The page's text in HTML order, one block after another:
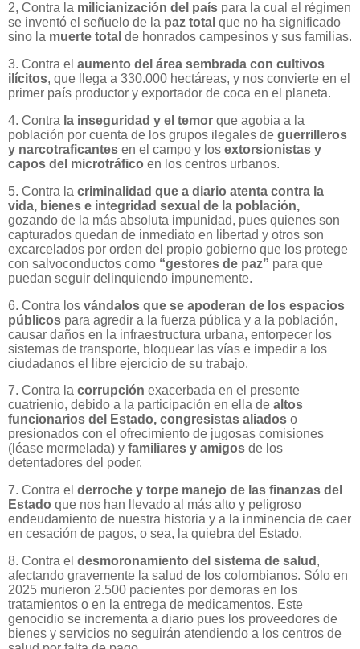
2, Contra la milicianización del país para la cual el régimen
se inventó el señuelo de la paz total que no ha significado
sino la muerte total de honrados campesinos y sus familias.
3. Contra el aumento del área sembrada con cultivos
ilícitos, que llega a 330.000 hectáreas, y nos convierte en el
primer país productor y exportador de coca en el planeta.
4. Contra la inseguridad y el temor que agobia a la
población por cuenta de los grupos ilegales de guerrilleros
y narcotraficantes en el campo y los extorsionistas y
capos del microtráfico en los centros urbanos.
5. Contra la criminalidad que a diario atenta contra la
vida, bienes e integridad sexual de la población,
gozando de la más absoluta impunidad, pues quienes son
capturados quedan de inmediato en libertad y otros son
excarcelados por orden del propio gobierno que los protege
con salvoconductos como “gestores de paz” para que
puedan seguir delinquiendo impunemente.
6. Contra los vándalos que se apoderan de los espacios
públicos para agredir a la fuerza pública y a la población,
causar daños en la infraestructura urbana, entorpecer los
sistemas de transporte, bloquear las vías e impedir a los
ciudadanos el libre ejercicio de su trabajo.
7. Contra la corrupción exacerbada en el presente
cuatrienio, debido a la participación en ella de altos
funcionarios del Estado, congresistas aliados o
presionados con el ofrecimiento de jugosas comisiones
(léase mermelada) y familiares y amigos de los
detentadores del poder.
7. Contra el derroche y torpe manejo de las finanzas del
Estado que nos han llevado al más alto y peligroso
endeudamiento de nuestra historia y a la inminencia de caer
en cesación de pagos, o sea, la quiebra del Estado.
8. Contra el desmoronamiento del sistema de salud ,
afectando gravemente la salud de los colombianos. Sólo en
2025 murieron 2.500 pacientes por demoras en los
tratamientos o en la entrega de medicamentos. Este
genocidio se incrementa a diario pues los proveedores de
bienes y servicios no seguirán atendiendo a los centros de